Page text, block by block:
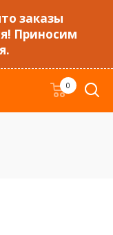
заказы
Приносим
0